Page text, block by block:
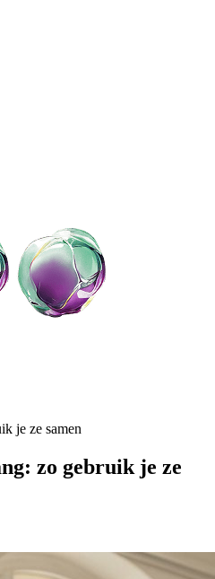
je ze samen
zo gebruik je ze